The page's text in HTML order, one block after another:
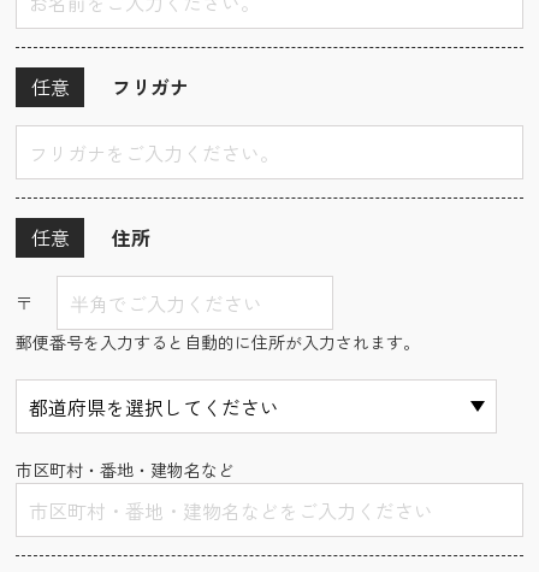
フリガナ
任意
住所
任意
〒
郵便番号を入力すると自動的に住所が入力されます。
市区町村・番地・建物名など